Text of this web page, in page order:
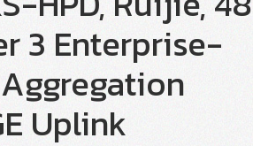
3 Enterprise-
Uplink